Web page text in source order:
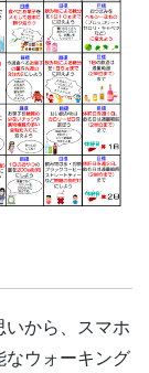
いから、スマホ
なウォーキング